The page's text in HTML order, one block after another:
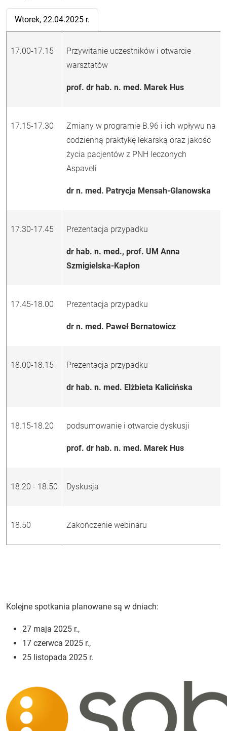
Wtorek, 22.04.2025 r.
17.00-17.15
Przywitanie uczestników i otwarcie
warsztatów
prof. dr hab. n. med. Marek Hus
17.15-17.30
Zmiany w programie B.96 i ich wpływu na
codzienną praktykę lekarską oraz jakość
życia pacjentów z PNH leczonych
Aspaveli
dr n. med. Patrycja Mensah-Glanowska
17.30-17.45 Prezentacja przypadku
dr hab. n. med., prof. UM Anna
Szmigielska-Kapłon
17.45-18.00 Prezentacja przypadku
dr n. med. Paweł Bernatowicz
18.00-18.15 Prezentacja przypadku
dr hab. n. med. Elżbieta Kalicińska
18.15-18.20 podsumowanie i otwarcie dyskusji
prof. dr hab. n. med. Marek Hus
18.20 - 18.50 Dyskusja
18.50 Zakończenie webinaru
Kolejne spotkania planowane są w dniach:
27 maja 2025 r.,
17 czerwca 2025 r.,
25 listopada 2025 r.